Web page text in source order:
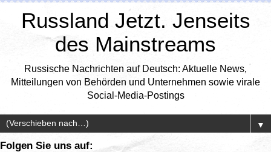
Russland Jetzt. Jenseits
des Mainstreams
Russische Nachrichten auf Deutsch: Aktuelle News,
Mitteilungen von Behörden und Unternehmen sowie virale
Social-Media-Postings
▼
Folgen Sie uns auf: